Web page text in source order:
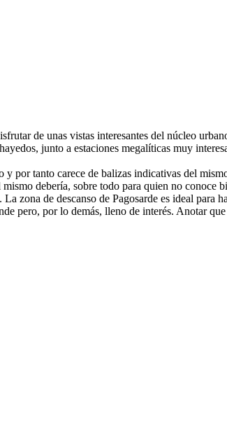
de unas vistas interesantes del núcleo
junto a estaciones megalíticas muy
y por tanto carece de balizas indicativas del
debería, sobre todo para quien no
zona de descanso de Pagosarde es ideal
pero, por lo demás, lleno de interés. Anotar